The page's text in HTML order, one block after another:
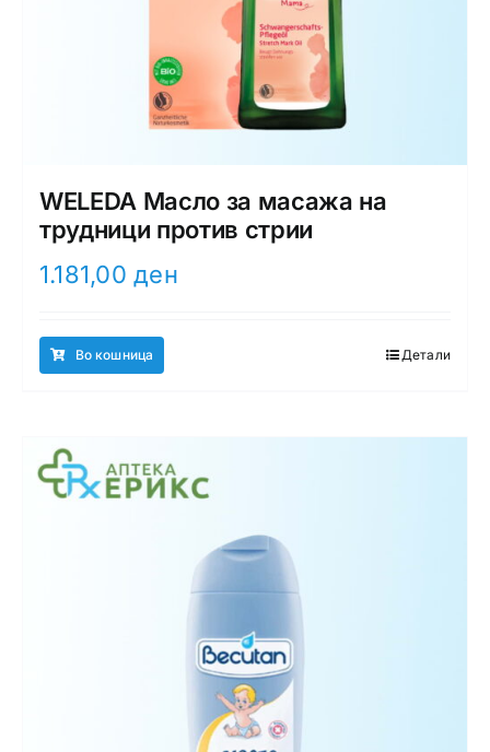
WELEDA Масло за масажа на
трудници против стрии
1.181,00ден
Во кошница Детали